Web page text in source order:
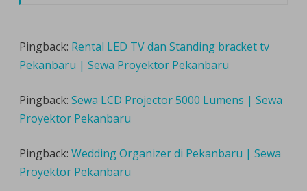
Pingback: Rental LED TV dan Standing bracket tv
Pekanbaru | Sewa Proyektor Pekanbaru
Pingback: Sewa LCD Projector 5000 Lumens | Sewa
Proyektor Pekanbaru
Pingback: Wedding Organizer di Pekanbaru | Sewa
Proyektor Pekanbaru